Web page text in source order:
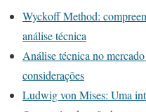
Wyckoff Method:
análise técnica
Análise técnica no
considerações
Ludwig von Mises: Uma